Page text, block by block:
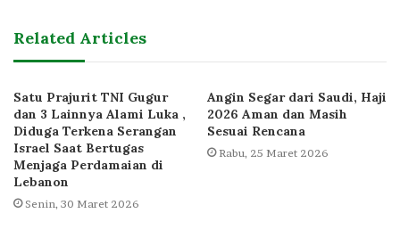
Related Articles
Satu Prajurit TNI Gugur
dan 3 Lainnya Alami Luka ,
Diduga Terkena Serangan
Israel Saat Bertugas
Menjaga Perdamaian di
Lebanon
Senin, 30 Maret 2026
Angin Segar dari Saudi, Haji
2026 Aman dan Masih
Sesuai Rencana
Rabu, 25 Maret 2026